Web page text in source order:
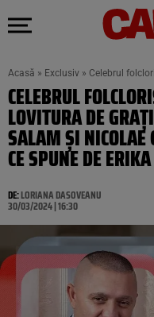
Acasă » Exclusiv » Celebrul
CELEBRUL
LOVITURA DE
SALAM ȘI NICOLAE
CE SPUNE DE
DE:LORIANA DASOVEANU
30/03/2024 | 16:30